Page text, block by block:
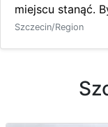
miejscu stanąć.
Szczecin/Region